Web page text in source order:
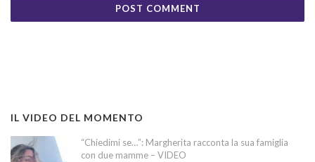
IL VIDEO DEL MOMENTO
“Chiedimi se…”: Margherita racconta la sua famiglia
con due mamme – VIDEO